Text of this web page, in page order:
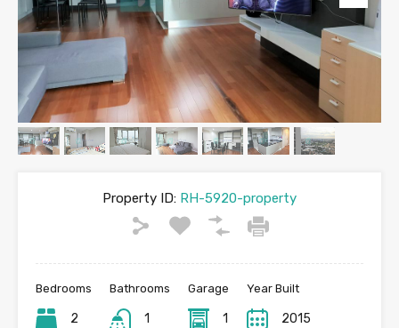
Property ID: RH-5920-property
Bedrooms
2
Bathrooms
1
Garage
1
Year Built
2015